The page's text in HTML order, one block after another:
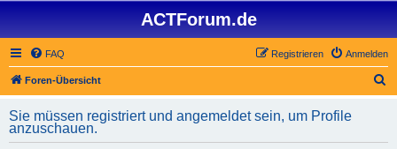
ACTForum.de
FAQ Anmelden
Registrieren
Foren-Übersicht
h
Sie müssen registriert und angemeldet sein, um Profile
anzuschauen.